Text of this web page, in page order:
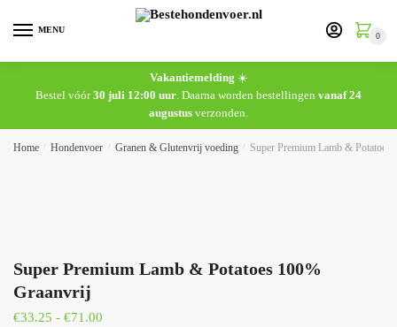
MENU
0
Vakantiemelding ☀️
Bestel vóór30 juli 12:00 uur . Daarna worden bestellingen vanaf 24
augustus verzonden.
Home Hondenvoer Granen & Glutenvrij voeding Super Premium Lamb & Potatoes
Super Premium Lamb & Potatoes 100%
Graanvrij
€33.25 - €71.00